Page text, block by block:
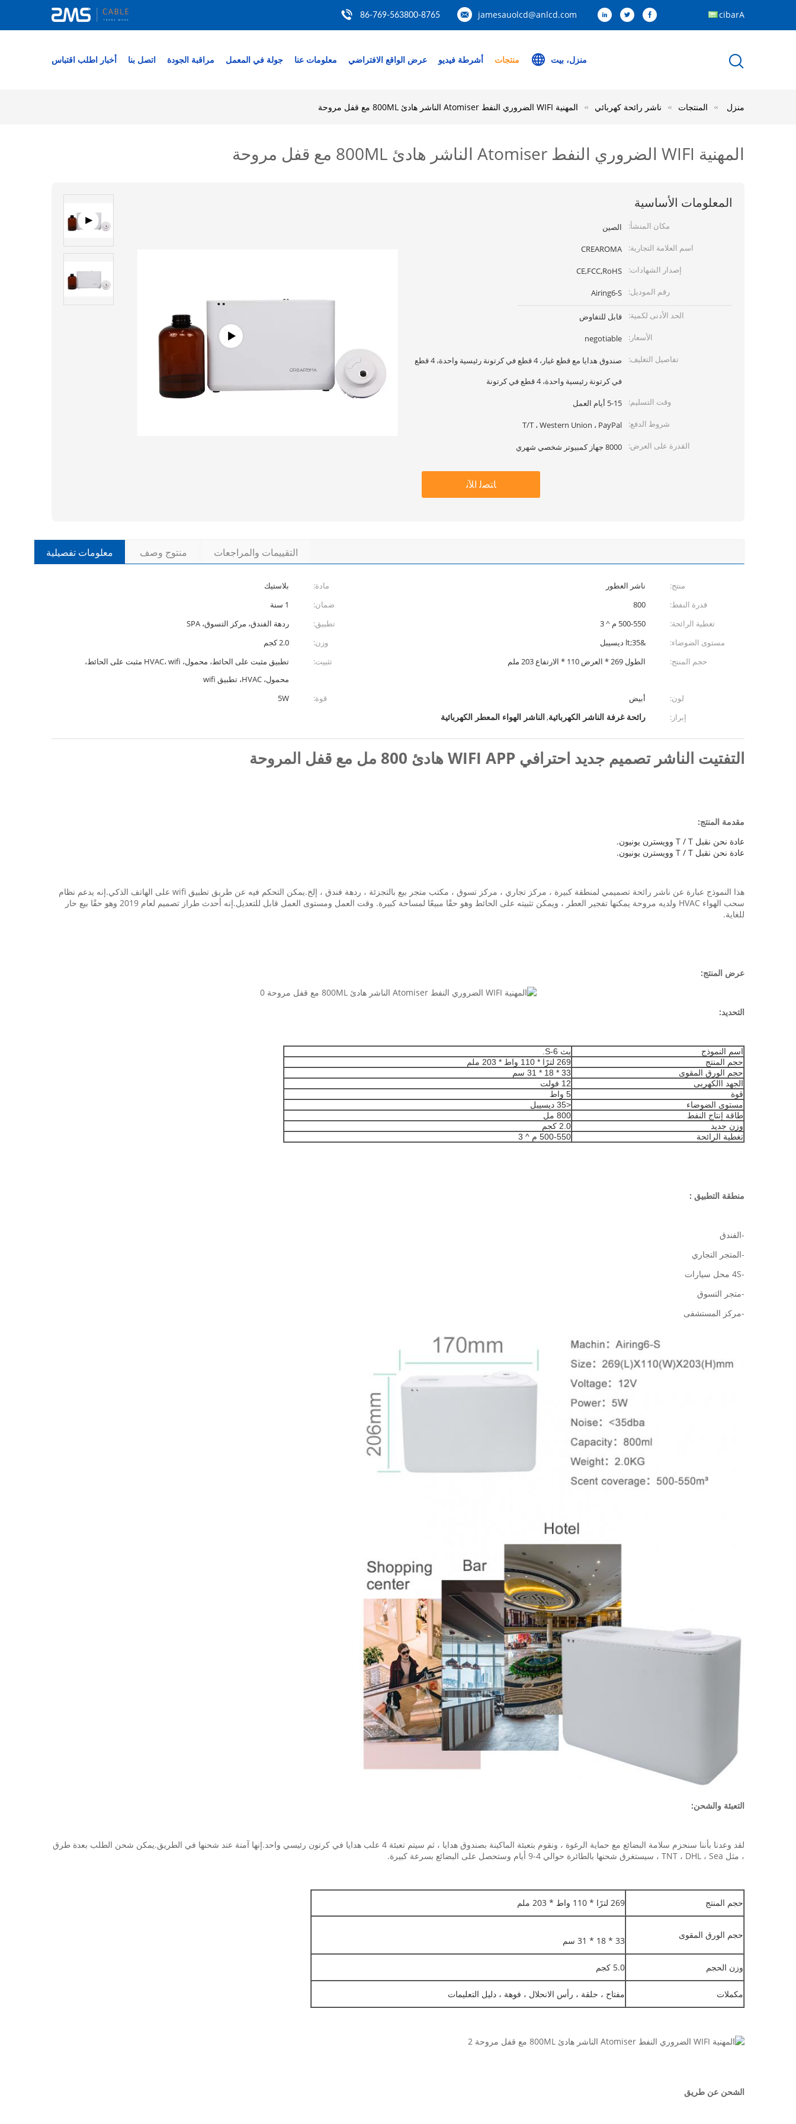
jamesauolcd@anlcd.com
86-769-563800-8765 Arabic
منزل، بيت منتجات أشرطة فيديو عرض الواقع الافتراضي معلومات عنا جولة في المعمل مراقبة الجودة اتصل بنا أخبار اطلب اقتباس
منزل المنتجات ناشر رائحة كهربائي المهنية WIFI الضروري النفط Atomiser الناشر هادئ 800ML مع قفل مروحة
المهنية WIFI الضروري النفط Atomiser الناشر هادئ 800ML مع قفل مروحة
المعلومات الأساسية
مكان المنشأ:
الصين
اسم العلامة التجارية:
CREAROMA
إصدار الشهادات:
CE,FCC,RoHS
رقم الموديل:
Airing6-S
الحد الأدنى لكمية:
قابل للتفاوض
الأسعار:
negotiable
تفاصيل التغليف:
صندوق هدايا مع قطع غيار، 4 قطع في كرتونة رئيسية واحدة، 4 قطع
في كرتونة رئيسية واحدة، 4 قطع في كرتونة
وقت التسليم:
5-15 أيام العمل
شروط الدفع:
T/T ، Western Union ، PayPal
القدرة على العرض:
8000 جهاز كمبيوتر شخصي شهري
ﺎﺘﺼﻟ ﺍﻶﻧ
معلومات تفصيلية منتوج وصف التقييمات والمراجعات
منتج: ناشر العطور مادة:
بلاستيك
قدرة النفط:
800 ضمان:
1 سنة
تغطية الرائحة:
500-550 م ^ 3 تطبيق:
ردهة الفندق، مركز التسوق، SPA
مستوى الضوضاء:
&lt;35 ديسيبل وزن:
2.0 كجم
حجم المنتج:
الطول 269 * العرض 110 * الارتفاع 203 ملم تثبيت:
تطبيق مثبت على الحائط، محمول، HVAC، wifi مثبت على الحائط،
محمول، HVAC، تطبيق wifi
لون:
أبيض قوة:
5W
إبراز:
رائحة غرفة الناشر الكهربائية,الناشر الهواء المعطر الكهربائية
التفتيت الناشر تصميم جديد احترافي WIFI APP هادئ 800 مل مع قفل المروحة
مقدمة المنتج:
عادة نحن نقبل T / T وويسترن يونيون.
عادة نحن نقبل T / T وويسترن يونيون.
هذا النموذج عبارة عن ناشر رائحة تصميمي لمنطقة كبيرة ، مركز تجاري ، مركز تسوق ، مكتب متجر بيع بالتجزئة ، ردهة فندق ، إلخ.يمكن التحكم فيه عن طريق تطبيق wifi على الهاتف الذكي.إنه يدعم نظام
سحب الهواء HVAC ولديه مروحة يمكنها تفجير العطر ، ويمكن تثبيته على الحائط وهو حقًا مبيعًا لمساحة كبيرة. وقت العمل ومستوى العمل قابل للتعديل.إنه أحدث طراز تصميم لعام 2019 وهو حقًا بيع حار
للغاية.
عرض المنتج:
التحديد:
اسم النموذج
بث 6-S.
حجم المنتج
269 ​​لترًا * 110 واط * 203 ملم
حجم الورق المقوى
33 * 18 * 31 سم
الجهد االكهربى
12 فولت
قوة
5 واط
مستوى الضوضاء
<35 ديسيبل
طاقة إنتاج النفط
800 مل
وزن جديد
2.0 كجم
تغطية الرائحة
500-550 م ^ 3
منطقة التطبيق :
-الفندق
-المتجر التجاري
-4S محل سيارات
-متجر التسوق
-مركز المستشفى
التعبئة والشحن:
لقد وعدنا بأننا سنحزم سلامة البضائع مع حماية الرغوة ، ونقوم بتعبئة الماكينة بصندوق هدايا ، ثم سيتم تعبئة 4 علب هدايا في كرتون رئيسي واحد.إنها آمنة عند شحنها في الطريق.يمكن شحن الطلب بعدة طرق
، مثل TNT ، DHL ، Sea ، سيستغرق شحنها بالطائرة حوالي 4-9 أيام وستحصل على البضائع بسرعة كبيرة.
حجم المنتج 269 ​​لترًا * 110 واط * 203 ملم
حجم الورق المقوى
33 * 18 * 31 سم
وزن الحجم 5.0 كجم
مكملات مفتاح ، حلقة ، رأس الانحلال ، فوهة ، دليل التعليمات
الشحن عن طريق